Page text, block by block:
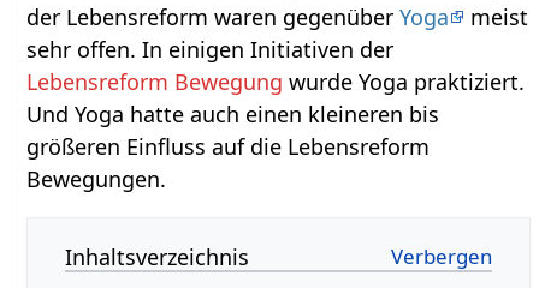
der Lebensreform waren gegenüberYoga
meist
sehr offen. In einigen Initiativen der
Lebensreform Bewegung wurde Yoga praktiziert.
Und Yoga hatte auch einen kleineren bis
größeren Einfluss auf die Lebensreform
Bewegungen.
Inhaltsverzeichnis